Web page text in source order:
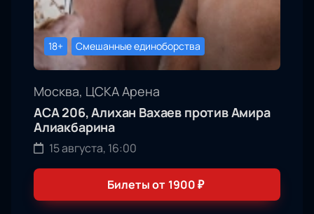
18+ Смешанные единоборства
Москва, ЦСКА Арена
АСА 206, Алихан Вахаев против Амира
Алиакбарина
15 августа, 16:00
Билеты от 1900₽